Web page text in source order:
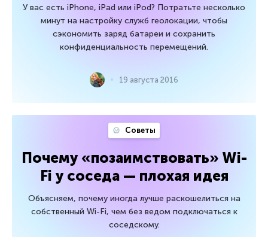
У вас есть iPhone, iPad или iPod? Потратьте несколько
минут на настройку служб геолокации, чтобы
сэкономить заряд батареи и сохранить
конфиденциальность перемещений.
19 августа 2016
Советы
Почему «позаимствовать» Wi-
Fi у соседа — плохая идея
Объясняем, почему иногда лучше раскошелиться на
собственный Wi-Fi, чем без ведом подключаться к
соседскому.